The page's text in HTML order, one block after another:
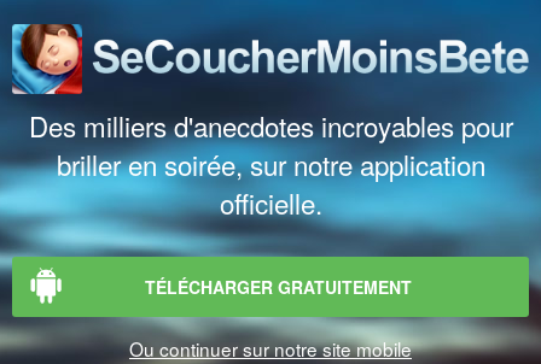
Des milliers d'anecdotes incroyables pour
briller en soirée, sur notre application
officielle.
TÉLÉCHARGER GRATUITEMENT
Ou continuer sur notre site mobile